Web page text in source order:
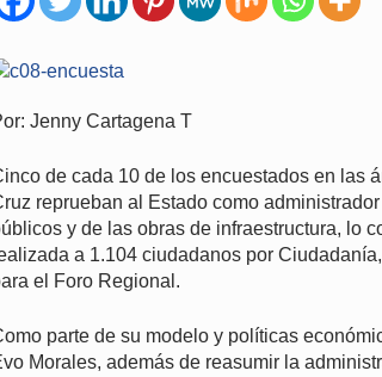
Jenny Cartagena T
de cada 10 de los encuestados en las
reprueban al Estado como
y de las obras de infraestructura, lo
a 1.104 ciudadanos por
el Foro Regional.
parte de su modelo y políticas
Morales, además de reasumir la